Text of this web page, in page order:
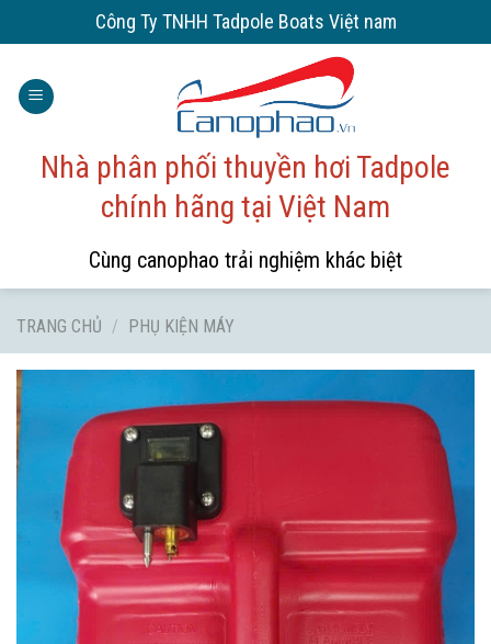
to
Công Ty TNHH Tadpole Boats Việt nam
Nhà phân phối thuyền hơi Tadpole
chính hãng tại Việt Nam
Cùng canophao trải nghiệm khác biệt
TRANG CHỦ / PHỤ KIỆN MÁY